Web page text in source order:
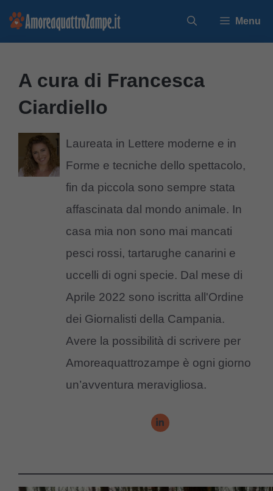
Vai
Menu
A cura di Francesca
Ciardiello
Laureata in Lettere moderne e in
Forme e tecniche dello spettacolo,
fin da piccola sono sempre stata
affascinata dal mondo animale. In
casa mia non sono mai mancati
pesci rossi, tartarughe canarini e
uccelli di ogni specie. Dal mese di
Aprile 2022 sono iscritta all'Ordine
dei Giornalisti della Campania.
Avere la possibilità di scrivere per
Amoreaquattrozampe è ogni giorno
un’avventura meravigliosa.